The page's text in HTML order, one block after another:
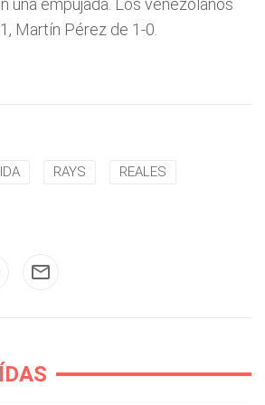
una empujada. Los venezolanos
Martín Pérez de 1-0.
RAYS REALES